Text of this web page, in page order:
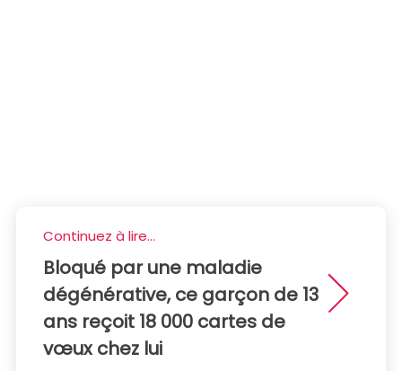
Continuez à lire...
Bloqué par une maladie
dégénérative, ce garçon de 13
ans reçoit 18 000 cartes de
vœux chez lui